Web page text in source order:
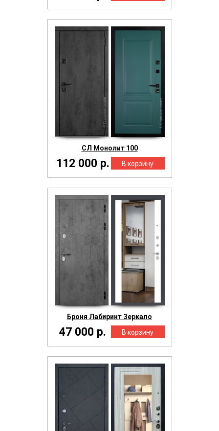
СЛ Монолит 100
112 000 р.
Броня Лабиринт Зеркало
47 000 р.